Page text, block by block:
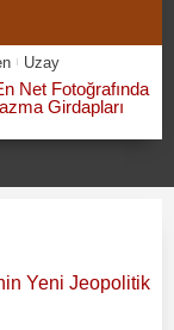
Uzay
Net Fotoğrafında
Girdapları
Yeni Jeopolitik